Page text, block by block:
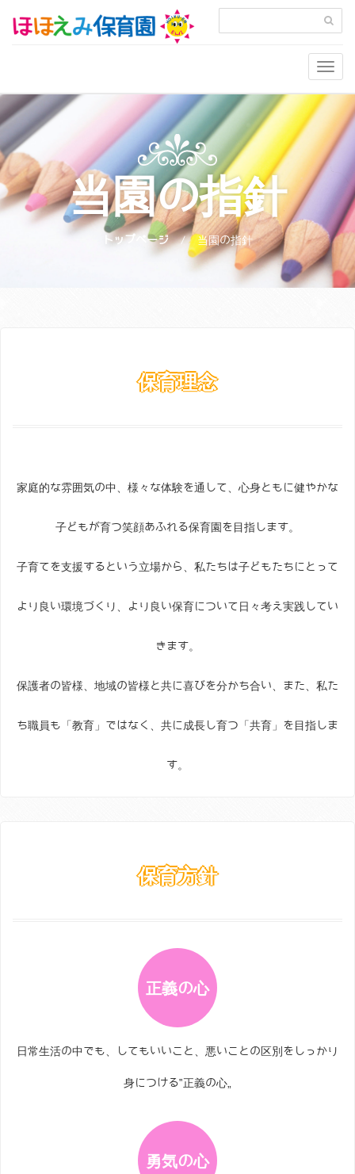
当園の指針
トップページ 当園の指針
保育理念
家庭的な雰囲気の中、様々な体験を通して、心身ともに健やかな
子どもが育つ笑顔あふれる保育園を目指します。
子育てを支援するという立場から、 私たちは子どもたちにとって
より良い環境づくり、より良い保育について日々考え実践してい
きます。
保護者の皆様、地域の皆様と共に喜びを分かち合い、また、私た
ち職員も「教育」ではなく、共に成長し育つ「共育」を目指しま
す。
保育方針
正義の心
日常生活の中でも、してもいいこと、悪いことの区別をしっかり
身につける‟正義の心„
勇気の心